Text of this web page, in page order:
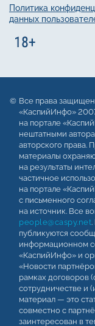
Политика
данных
Все права
«КаспийИнфо»
на портале
нештатными
авторского права.
материалы
на результаты
частичное
на портале
с письменного
на источник. Все
people@caspy.net.
публикуются
информационном
«КаспийИнфо» и
«Новости
рамках договоров
сотрудничестве и
материал — это
совместно с
заинтересован в